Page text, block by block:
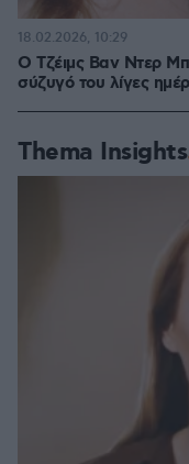
Ο Τζέιμς Βαν Ντερ
σύζυγό του λίγες
18.02.2026, 10:29
Thema Insights